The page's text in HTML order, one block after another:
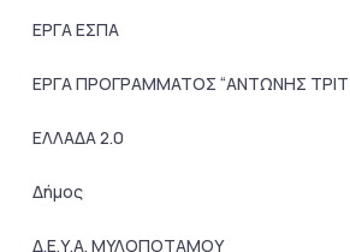
ΕΡΓΑ ΕΣΠΑ
ΕΡΓΑ ΠΡΟΓΡΑΜΜΑΤΟΣ “ΑΝΤΩΝΗΣ
ΕΛΛΑΔΑ 2.0
Δήμος
Δ.Ε.Υ.Α. ΜΥΛΟΠΟΤΑΜΟΥ